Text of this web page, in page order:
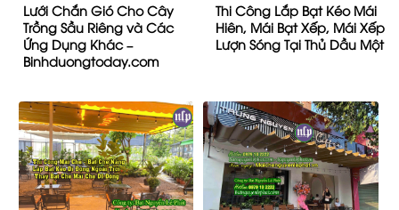
Lưới Chắn Gió Cho Cây
Trồng Sầu Riêng và Các
Ứng Dụng Khác –
Binhduongtoday.com
Thi Công Lắp Bạt Kéo Mái
Hiên, Mái Bạt Xếp, Mái Xếp
Lượn Sóng Tại Thủ Dầu Một